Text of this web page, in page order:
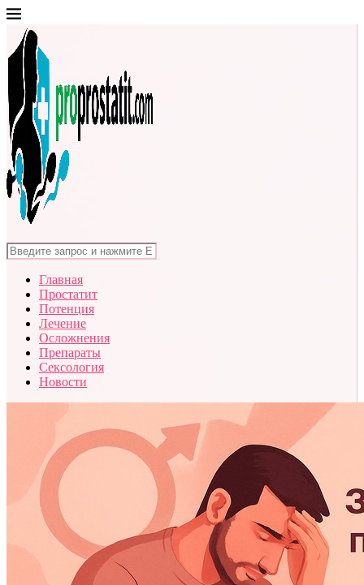
Главная
Простатит
Потенция
Лечение
Осложнения
Препараты
Сексология
Новости